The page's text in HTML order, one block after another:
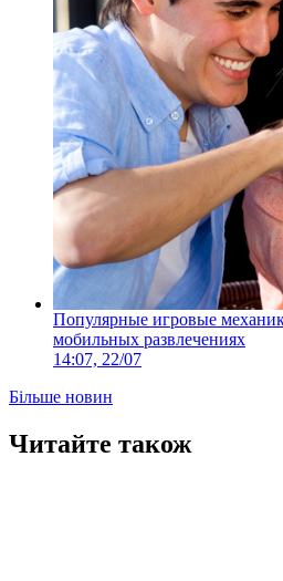
Популярные игровые
мобильных развлечениях
14:07, 22/07
Більше новин
Читайте також